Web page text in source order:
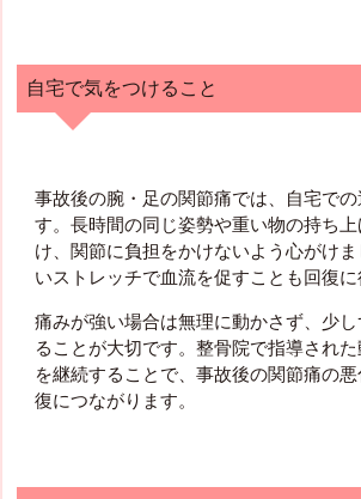
自宅で気をつけること
事故後の腕・足の関節痛では、自宅で
す。長時間の同じ姿勢や重い物の持ち
け、関節に負担をかけないよう心がけ
いストレッチで血流を促すことも回復に
痛みが強い場合は無理に動かさず、少
ることが大切です。整骨院で指導され
を継続することで、事故後の関節痛の
復につながります。